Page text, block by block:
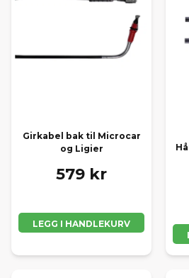
Girkabel bak til Microcar
og Ligier
579 kr
LEGG I HANDLEKURV